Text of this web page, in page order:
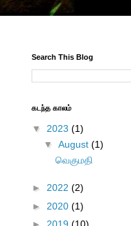
Search This Blog
கடந்த காலம்
▼ 2023 (1)
▼ August (1)
வெகுமதி
► 2022 (2)
► 2020 (1)